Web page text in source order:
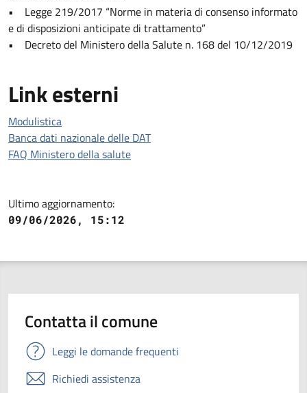
• Legge 219/2017 “Norme in materia di consenso informato
e di disposizioni anticipate di trattamento”
• Decreto del Ministero della Salute n. 168 del 10/12/2019
Link esterni
Modulistica
Banca dati nazionale delle DAT
FAQ Ministero della salute
Ultimo aggiornamento:
09/06/2026, 15:12
Contatta il comune
Leggi le domande frequenti
Richiedi assistenza